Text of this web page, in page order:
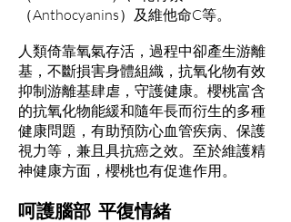
（Anthocyanins）及維他命C等。
人類倚靠氧氣存活，過程中卻產生游離
基，不斷損害身體組織，抗氧化物有效
抑制游離基肆虐，守護健康。櫻桃富含
的抗氧化物能緩和隨年長而衍生的多種
健康問題，有助預防心血管疾病、保護
視力等，兼且具抗癌之效。至於維護精
神健康方面，櫻桃也有促進作用。
呵護腦部 平復情緒